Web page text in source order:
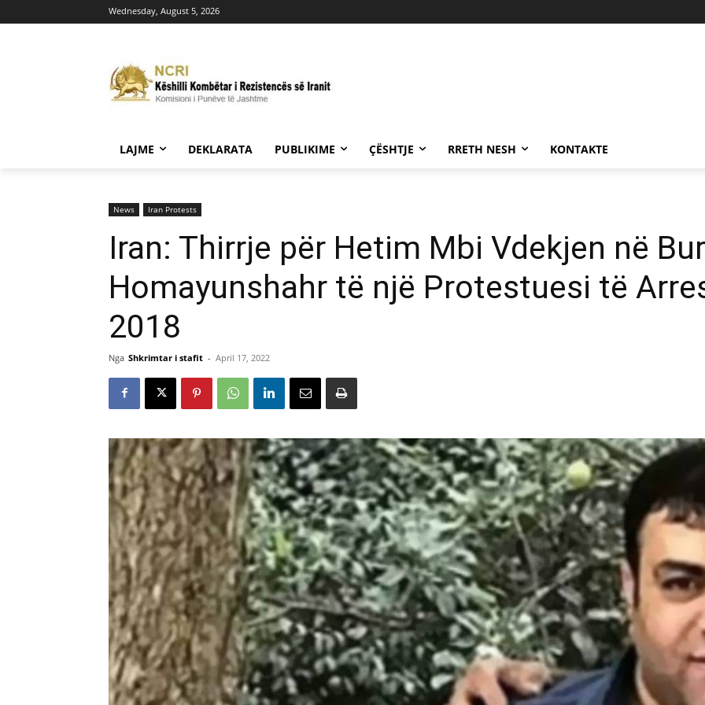
Wednesday, August 5, 2026
LAJME DEKLARATA PUBLIKIME ÇËSHTJE RRETH NESH KONTAKTE
News Iran Protests
Iran: Thirrje për Hetim Mbi Vdekjen në
Homayunshahr të një Protestuesi të
2018
Nga Shkrimtar i stafit - April 17, 2022